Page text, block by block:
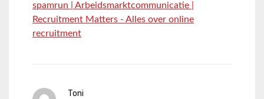
spamrun | Arbeidsmarktcommunicatie |
Recruitment Matters - Alles over online
recruitment
Toni